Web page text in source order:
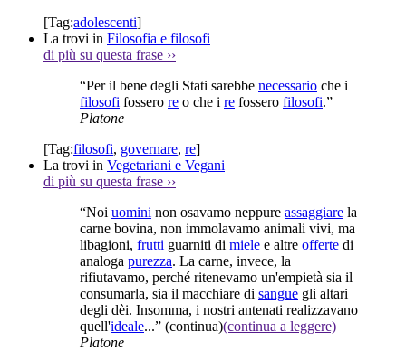
[Tag:adolescenti]
La trovi in Filosofia e filosofi
di più su questa frase ››
“Per il bene degli Stati sarebbe necessario che i
filosofi fossero re o che i re fossero filosofi.”
Platone
[Tag:filosofi, governare, re]
La trovi in Vegetariani e Vegani
di più su questa frase ››
“Noi uomini non osavamo neppure assaggiare la
carne bovina, non immolavamo animali vivi, ma
libagioni, frutti guarniti di miele e altre offerte di
analoga purezza. La carne, invece, la
rifiutavamo, perché ritenevamo un'empietà sia il
consumarla, sia il macchiare di sangue gli altari
degli dèi. Insomma, i nostri antenati realizzavano
quell'ideale...” (continua)(continua a leggere)
Platone